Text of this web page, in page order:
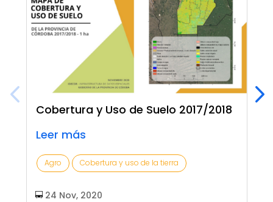
Cobertura y Uso de Suelo 2017/2018
Leer más
Agro Cobertura y uso de la tierra
24 Nov, 2020